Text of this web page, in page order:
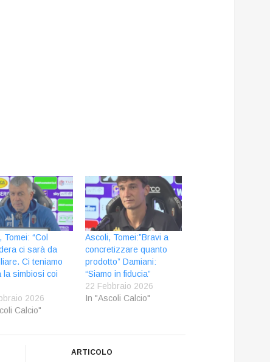
Tomei: “Col
ci sarà da
Ci teniamo
la simbiosi coi
2026
Calcio"
Ascoli, Tomei:”Bravi a
concretizzare quanto
prodotto” Damiani:
“Siamo in fiducia”
22 Febbraio 2026
In "Ascoli Calcio"
ARTICOLO